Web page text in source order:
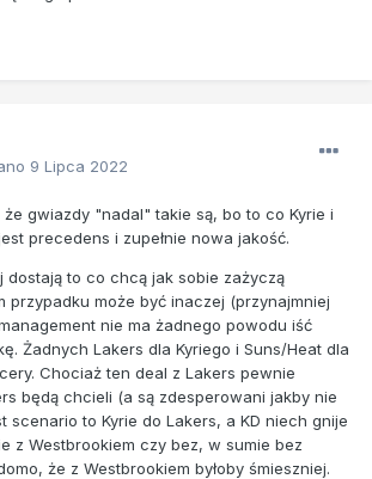
9 Lipca 2022
że gwiazdy "nadal" takie są, bo to co Kyrie i
precedens i zupełnie nowa jakość.
dostają to co chcą jak sobie zażyczą
przypadku może być inaczej (przynajmniej
nie ma żadnego powodu iść
Żadnych Lakers dla Kyriego i Suns/Heat dla
Chociaż ten deal z Lakers pewnie
będą chcieli (a są zdesperowani jakby nie
scenario to Kyrie do Lakers, a KD niech gnije
z Westbrookiem czy bez, w sumie bez
że z Westbrookiem byłoby śmieszniej.